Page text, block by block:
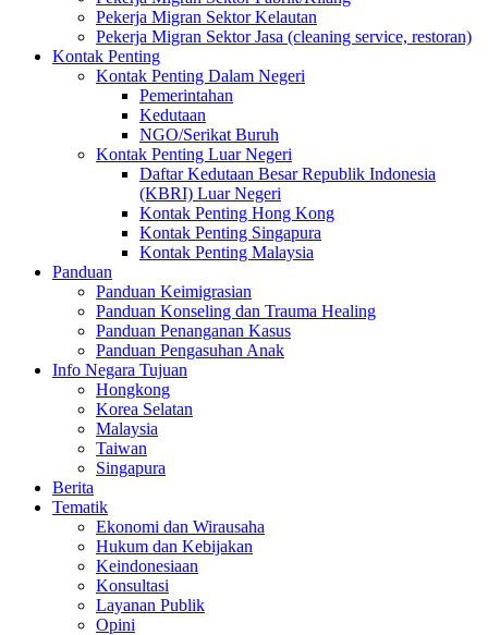
Pekerja Migran Sektor Kelautan
Pekerja Migran Sektor Jasa (cleaning service, restoran)
Kontak Penting
Kontak Penting Dalam Negeri
Pemerintahan
Kedutaan
NGO/Serikat Buruh
Kontak Penting Luar Negeri
Daftar Kedutaan Besar Republik Indonesia
(KBRI) Luar Negeri
Kontak Penting Hong Kong
Kontak Penting Singapura
Kontak Penting Malaysia
Panduan
Panduan Keimigrasian
Panduan Konseling dan Trauma Healing
Panduan Penanganan Kasus
Panduan Pengasuhan Anak
Info Negara Tujuan
Hongkong
Korea Selatan
Malaysia
Taiwan
Singapura
Berita
Tematik
Ekonomi dan Wirausaha
Hukum dan Kebijakan
Keindonesiaan
Konsultasi
Layanan Publik
Opini